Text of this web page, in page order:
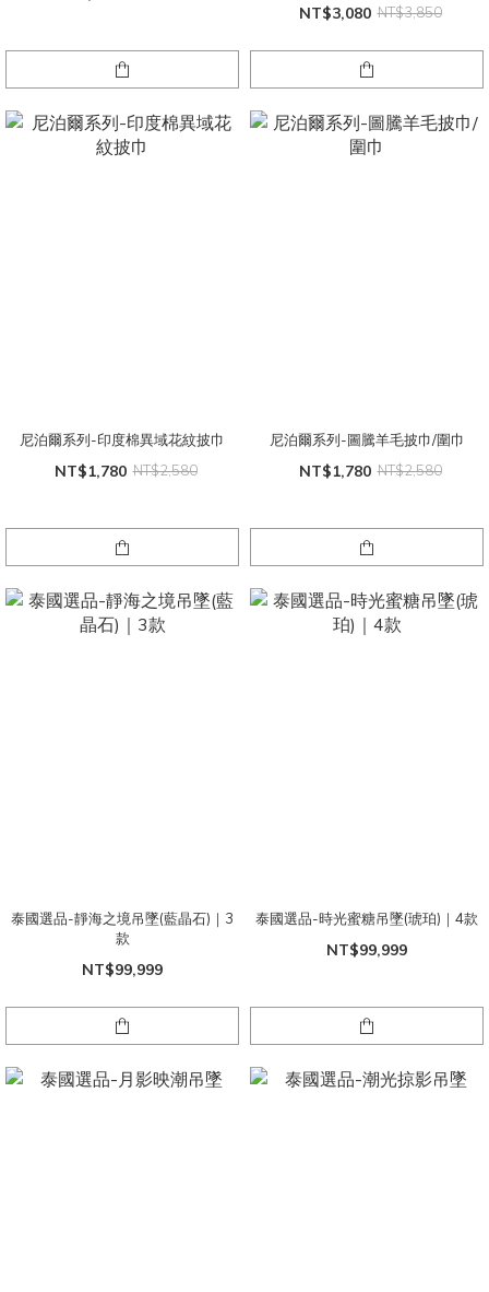
NT$3,080 NT$3,850
尼泊爾系列-印度棉異域花紋披巾
NT$1,780 NT$2,580
尼泊爾系列-圖騰羊毛披巾/圍巾
NT$1,780 NT$2,580
泰國選品-靜海之境吊墜(藍晶石)｜3
款
NT$99,999
泰國選品-時光蜜糖吊墜(琥珀)｜4款
NT$99,999